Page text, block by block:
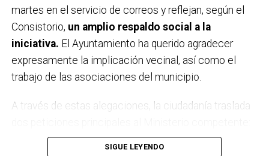
martes en el servicio de correos y reflejan, según el
Consistorio, un amplio respaldo social a la
iniciativa. El Ayuntamiento ha querido agradecer
expresamente la implicación vecinal, así como el
trabajo de las asociaciones del municipio.
A través de estas alegaciones, la ciudadanía traslada
por un lado,que no se apruebe definitivamente el
SIGUE LEYENDO